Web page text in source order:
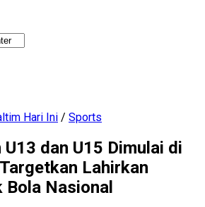
Hari Ini / Sports
dan U15 Dimulai di
Lahirkan
Bola Nasional